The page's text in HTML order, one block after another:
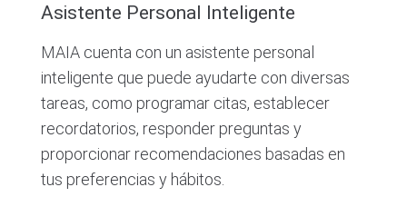
Asistente Personal Inteligente
MAIA cuenta con un asistente personal
inteligente que puede ayudarte con diversas
tareas, como programar citas, establecer
recordatorios, responder preguntas y
proporcionar recomendaciones basadas en
tus preferencias y hábitos.